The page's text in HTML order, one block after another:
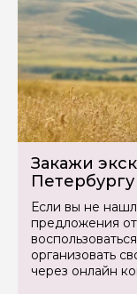
Закажи
Петербургу
Если вы не
предложения
организовать
через онлайн